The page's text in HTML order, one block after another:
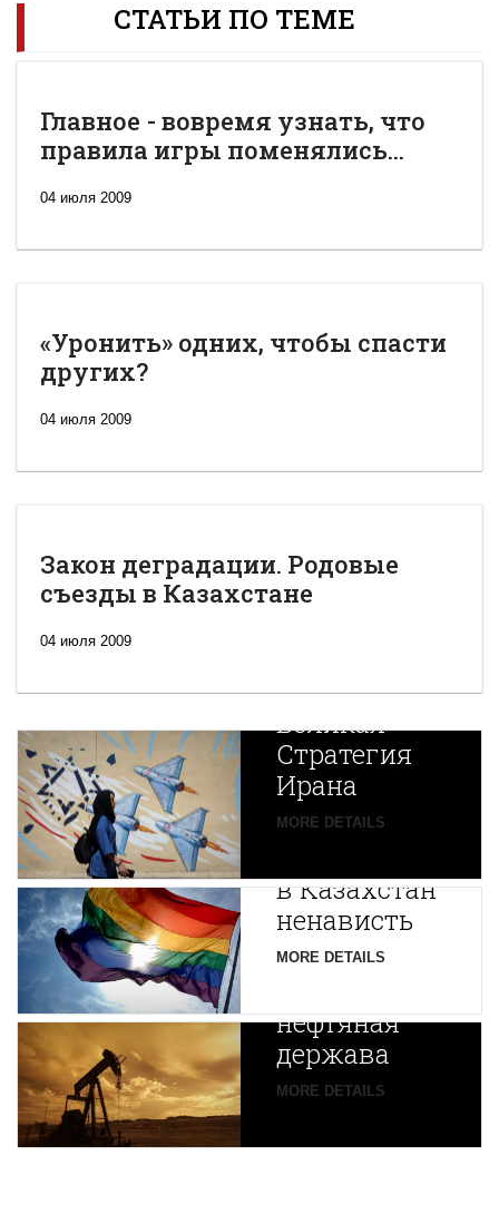
СТАТЬИ ПО ТЕМЕ
Главное - вовремя узнать, что
правила игры поменялись...
04 июля 2009
«Уронить» одних, чтобы спасти
других?
04 июля 2009
Закон деградации. Родовые
съезды в Казахстане
04 июля 2009
Новая
Великая
Стратегия
Ирана
MORE DETAILS
Путин
в Казахстан
ненависть
MORE DETAILS
Центральной
Азии
зарождается
нефтяная
держава
MORE DETAILS